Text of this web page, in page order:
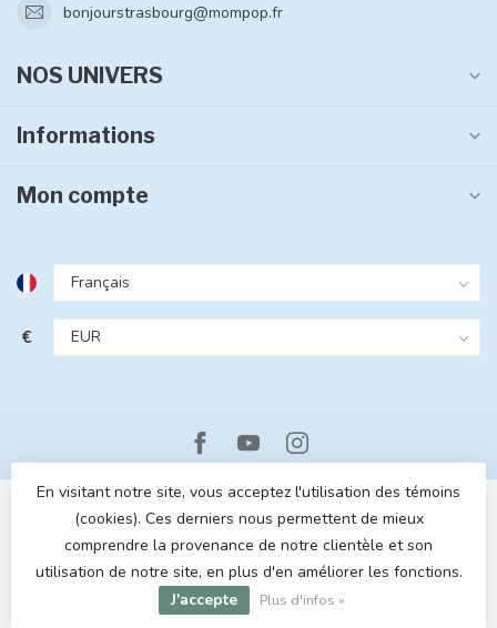
bonjourstrasbourg@mompop.fr
NOS UNIVERS
Informations
Mon compte
€
© Copyright 2026 MOM POP- Powered byLightspeed- Theme by
Dyvelopment
En visitant notre site, vous acceptez l'utilisation des témoins
(cookies). Ces derniers nous permettent de mieux
comprendre la provenance de notre clientèle et son
utilisation de notre site, en plus d'en améliorer les fonctions.
J'accepte
Plus d'infos »